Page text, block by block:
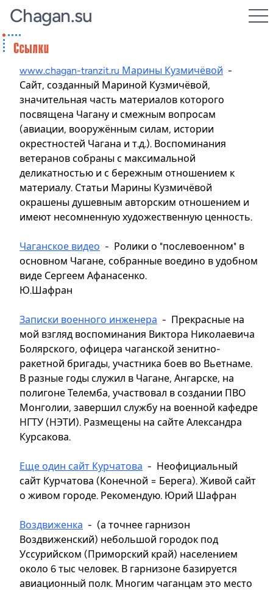
Chagan.su
www.chagan-tranzit.ru Марины Кузмичёвой -
Сайт, созданный Мариной Кузмичёвой,
значительная часть материалов которого
посвящена Чагану и смежным вопросам
(авиации, вооружённым силам, истории
окрестностей Чагана и т.д.). Воспоминания
ветеранов собраны с максимальной
деликатностью и с бережным отношением к
материалу. Статьи Марины Кузмичёвой
окрашены душевным авторским отношением и
имеют несомненную художественную ценность.
Чаганское видео - Ролики о "послевоенном" в
основном Чагане, собранные воедино в удобном
виде Сергеем Афанасенко.
Ю.Шафран
Записки военного инженера - Прекрасные на
мой взгляд воспоминания Виктора Николаевича
Болярского, офицера чаганской зенитно-
ракетной бригады, участника боев во Вьетнаме.
В разные годы служил в Чагане, Ангарске, на
полигоне Телемба, участвовал в создании ПВО
Монголии, завершил службу на военной кафедре
НГТУ (НЭТИ). Размещены на сайте Александра
Курсакова.
Еще один сайт Курчатова - Неофициальный
сайт Курчатова (Конечной = Берега). Живой сайт
о живом городе. Рекомендую. Юрий Шафран
Воздвиженка - (а точнее гарнизон
Воздвиженский) небольшой городок под
Уссурийском (Приморский край) населением
около 6 тыс человек. В гарнизоне базируется
авиационный полк. Многим чаганцам это место